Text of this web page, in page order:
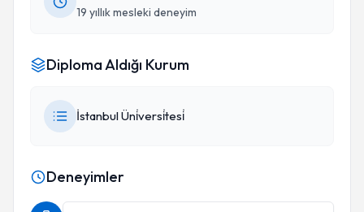
19 yıllık mesleki deneyim
Diploma Aldığı Kurum
İstanbul Üni̇versi̇tesi̇
Deneyimler